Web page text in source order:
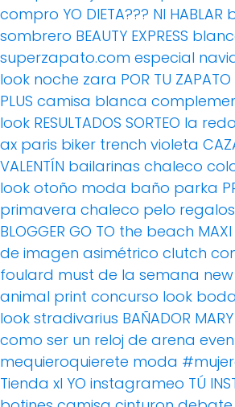
compro YO DIETA??? NI HABLAR
sombrero BEAUTY EXPRESS
superzapato.com especial
look noche zara POR TU
PLUS camisa blanca
look RESULTADOS SORTEO la
ax paris biker trench violeta
VALENTÍN bailarinas chaleco
look otoño moda baño parka
primavera chaleco pelo regalos
BLOGGER GO TO the beach MAXI
de imagen asimétrico clutch
foulard must de la semana
animal print concurso look boda
look stradivarius BAÑADOR
como ser un reloj de arena
mequieroquierete moda
Tienda xl YO instagrameo TÚ